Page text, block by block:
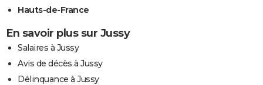
Hauts-de-France
En savoir plus sur Jussy
Salaires à Jussy
Avis de décès à Jussy
Délinquance à Jussy